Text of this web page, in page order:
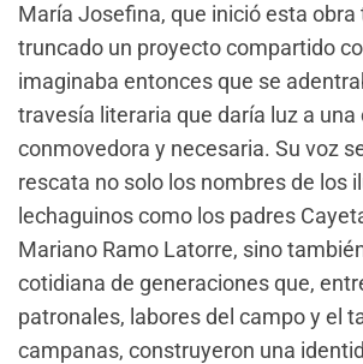
María Josefina, que inició esta obra
truncado un proyecto compartido
imaginaba entonces que se
travesía literaria que daría luz a una
conmovedora y necesaria. Su voz
rescata no solo los nombres de los
lechaguinos como los padres
Mariano Ramo Latorre, sino
cotidiana de generaciones que,
patronales, labores del campo y el
campanas, construyeron una